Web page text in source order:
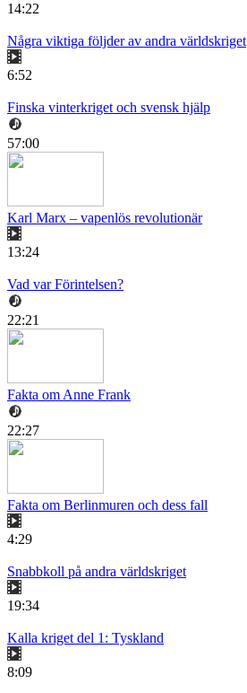
14:22
Några viktiga följder av andra världskriget
6:52
Finska vinterkriget och svensk hjälp
57:00
Karl Marx – vapenlös revolutionär
13:24
Vad var Förintelsen?
22:21
Fakta om Anne Frank
22:27
Fakta om Berlinmuren och dess fall
4:29
Snabbkoll på andra världskriget
19:34
Kalla kriget del 1: Tyskland
8:09